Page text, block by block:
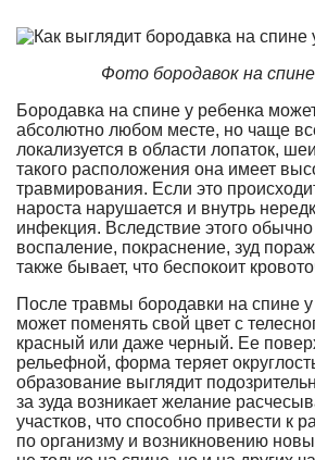
Фото бородавок на
Бородавка на спине у ребенка
абсолютно любом месте, но чаще
локализуется в области лопаток,
такого расположения она имеет
травмирования. Если это
нароста нарушается и внутрь
инфекция. Вследствие этого
воспаление, покраснение, зуд
также бывает, что беспокоит
После травмы бородавки на спине
может поменять свой цвет с
красный или даже черный. Ее
рельефной, форма теряет
образование выглядит
за зуда возникает желание
участков, что способно привести к
по организму и возникновению